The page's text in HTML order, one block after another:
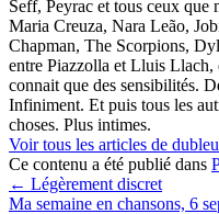
Seff, Peyrac et tous ceux
Maria Creuza, Nara Leão,
Chapman, The Scorpions,
entre Piazzolla et Lluis Llach,
connait que des sensibilités.
Infiniment. Et puis tous les
choses. Plus intimes.
Voir tous les articles de
Ce contenu a été publié dans
← Légèrement discret
Ma semaine en chansons, 6